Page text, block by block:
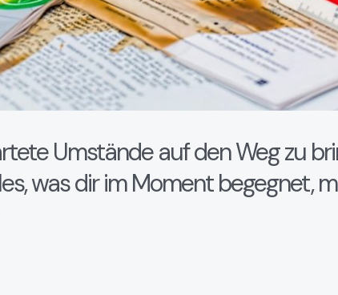
Umstände auf den Weg zu
was dir im Moment begegnet,